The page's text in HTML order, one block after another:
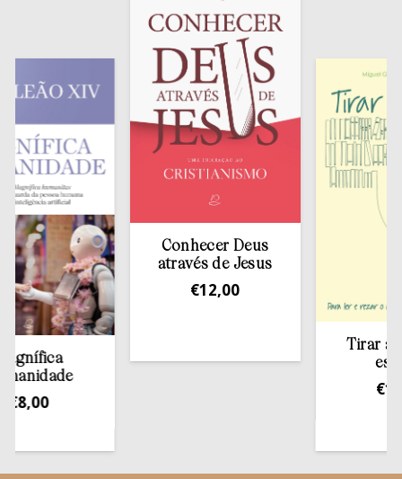
Conhecer Deus
através de Jesus
12,00
Tirar a
estante
13,50